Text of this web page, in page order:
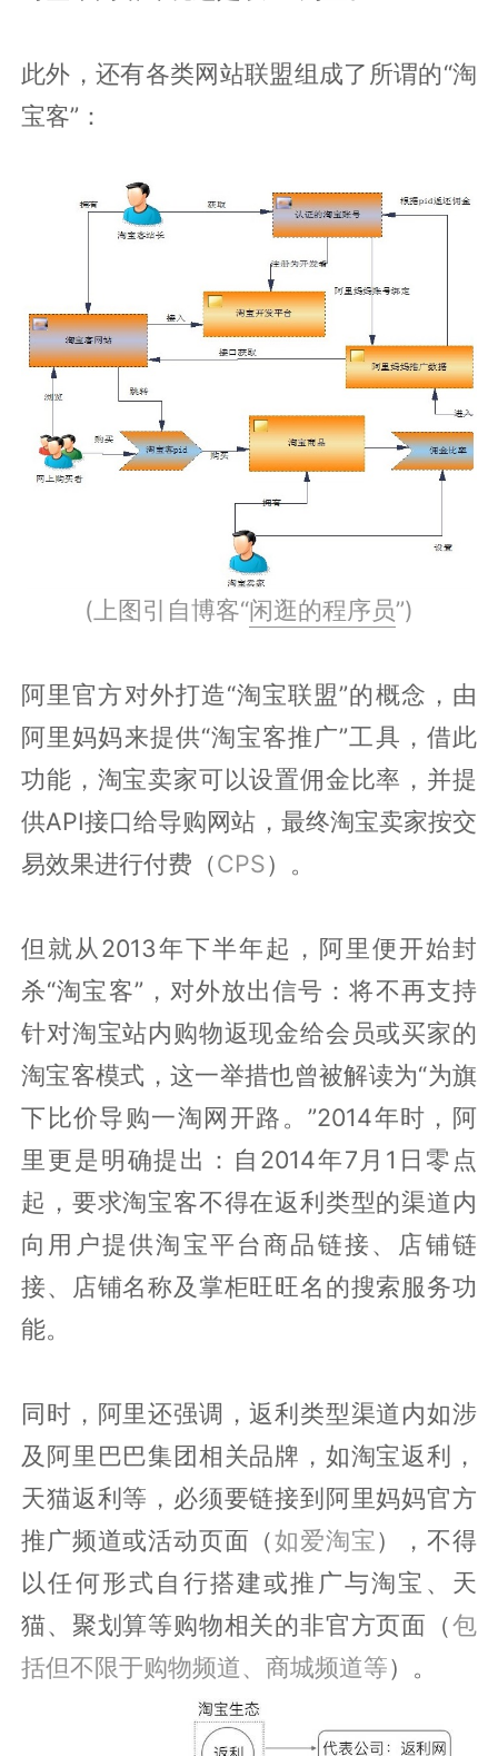
此外，还有各类网站联盟组成了所谓的“淘
宝客”：
(上图引自博客“闲逛的程序员”)
阿里官方对外打造“淘宝联盟”的概念，由
阿里妈妈来提供“淘宝客推广”工具，借此
功能，淘宝卖家可以设置佣金比率，并提
供API接口给导购网站，最终淘宝卖家按交
易效果进行付费（CPS）。
但就从2013年下半年起，阿里便开始封
杀“淘宝客”，对外放出信号：将不再支持
针对淘宝站内购物返现金给会员或买家的
淘宝客模式，这一举措也曾被解读为“为旗
下比价导购一淘网开路。”2014年时，阿
里更是明确提出：自2014年7月1日零点
起，要求淘宝客不得在返利类型的渠道内
向用户提供淘宝平台商品链接、店铺链
接、店铺名称及掌柜旺旺名的搜索服务功
能。
同时，阿里还强调，返利类型渠道内如涉
及阿里巴巴集团相关品牌，如淘宝返利，
天猫返利等，必须要链接到阿里妈妈官方
推广频道或活动页面（如爱淘宝），不得
以任何形式自行搭建或推广与淘宝、天
猫、聚划算等购物相关的非官方页面（包
括但不限于购物频道、商城频道等）。